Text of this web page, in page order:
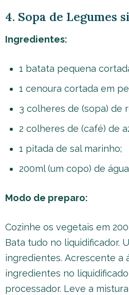
4. Sopa de Legumes
Ingredientes:
1 batata pequena
1 cenoura cortada em
3 colheres de (sopa) de
2 colheres de (café) de
1 pitada de sal marinho;
200ml (um copo) de
Modo de preparo:
Cozinhe os vegetais em
Bata tudo no liquidificador.
ingredientes. Acrescente a
ingredientes no
processador. Leve a